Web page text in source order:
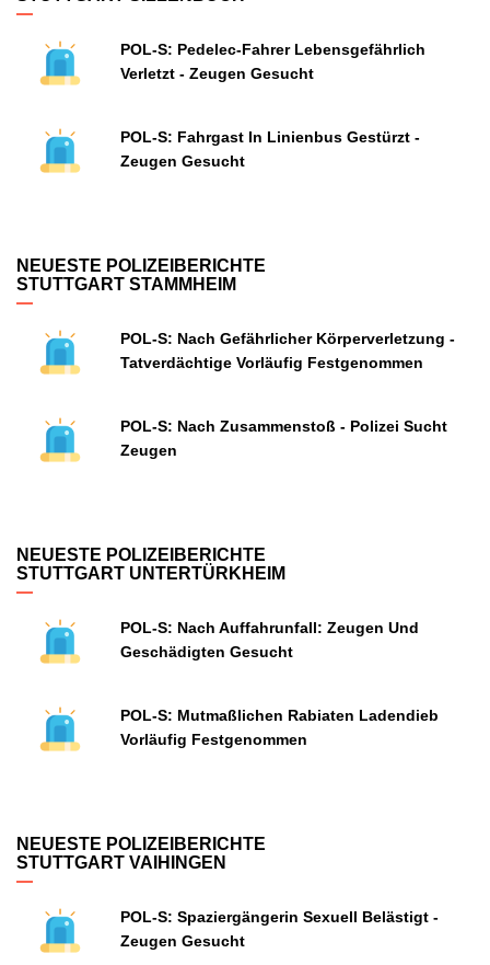
POL-S: Pedelec-Fahrer Lebensgefährlich
Verletzt - Zeugen Gesucht
POL-S: Fahrgast In Linienbus Gestürzt -
Zeugen Gesucht
NEUESTE POLIZEIBERICHTE
STUTTGART STAMMHEIM
POL-S: Nach Gefährlicher Körperverletzung -
Tatverdächtige Vorläufig Festgenommen
POL-S: Nach Zusammenstoß - Polizei Sucht
Zeugen
NEUESTE POLIZEIBERICHTE
STUTTGART UNTERTÜRKHEIM
POL-S: Nach Auffahrunfall: Zeugen Und
Geschädigten Gesucht
POL-S: Mutmaßlichen Rabiaten Ladendieb
Vorläufig Festgenommen
NEUESTE POLIZEIBERICHTE
STUTTGART VAIHINGEN
POL-S: Spaziergängerin Sexuell Belästigt -
Zeugen Gesucht